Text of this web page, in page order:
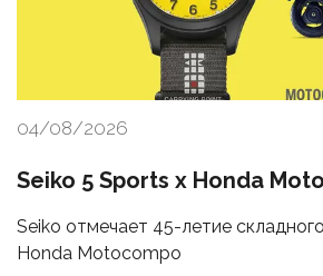
04/08/2026
Seiko 5 Sports x Honda
Seiko отмечает 45-летие
Honda Motocompo